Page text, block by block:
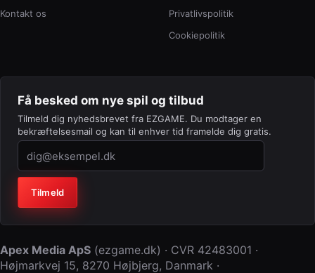
Kontakt os
Privatlivspolitik
Cookiepolitik
Få besked om nye spil og tilbud
Tilmeld dig nyhedsbrevet fra EZGAME. Du modtager en
bekræftelsesmail og kan til enhver tid framelde dig gratis.
Virksomhed (lad feltet stå tomt)
Tilmeld
Apex Media ApS (ezgame.dk) · CVR 42483001 ·
Højmarkvej 15, 8270 Højbjerg, Danmark ·